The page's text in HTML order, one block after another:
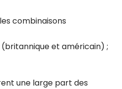
combinaisons
(britannique et américain) ;
une large part des